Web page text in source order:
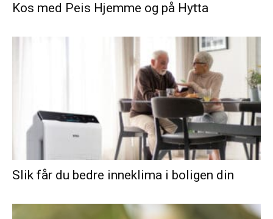
Kos med Peis Hjemme og på Hytta
Slik får du bedre inneklima i boligen din